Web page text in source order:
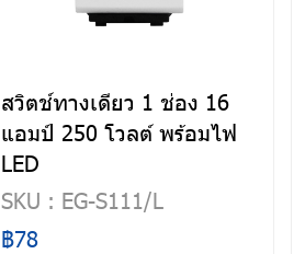
สวิตช์ทางเดียว 1 ช่อง 16
แอมป์ 250 โวลต์ พร้อมไฟ
LED
SKU : EG-S111/L
฿78